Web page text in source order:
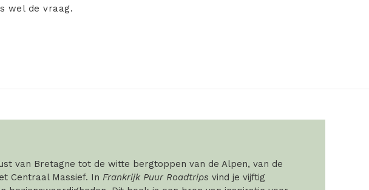
wel de vraag.
van Bretagne tot de witte bergtoppen van de Alpen, van de
Centraal Massief. In Frankrijk Puur Roadtrips vind je vijftig